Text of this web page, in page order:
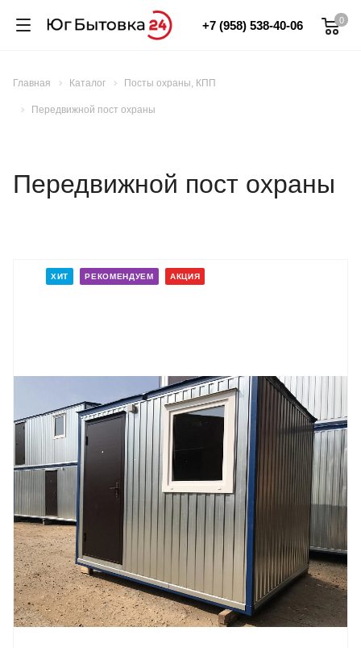
0
+7 (958) 538-40-06
Главная Каталог Посты охраны, КПП
Передвижной пост охраны
Передвижной пост охраны
ХИТ РЕКОМЕНДУЕМ АКЦИЯ